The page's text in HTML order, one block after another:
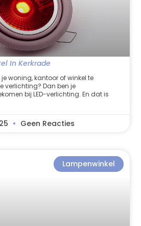
In Kerkrade
woning, kantoor of winkel te
verlichting? Dan ben je
bij LED-verlichting. En dat is
Geen Reacties
Lampenwinkel